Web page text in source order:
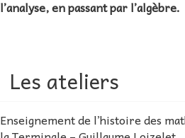
l’analyse, en passant par l’algèbre.
Les ateliers
Enseignement de l’histoire des